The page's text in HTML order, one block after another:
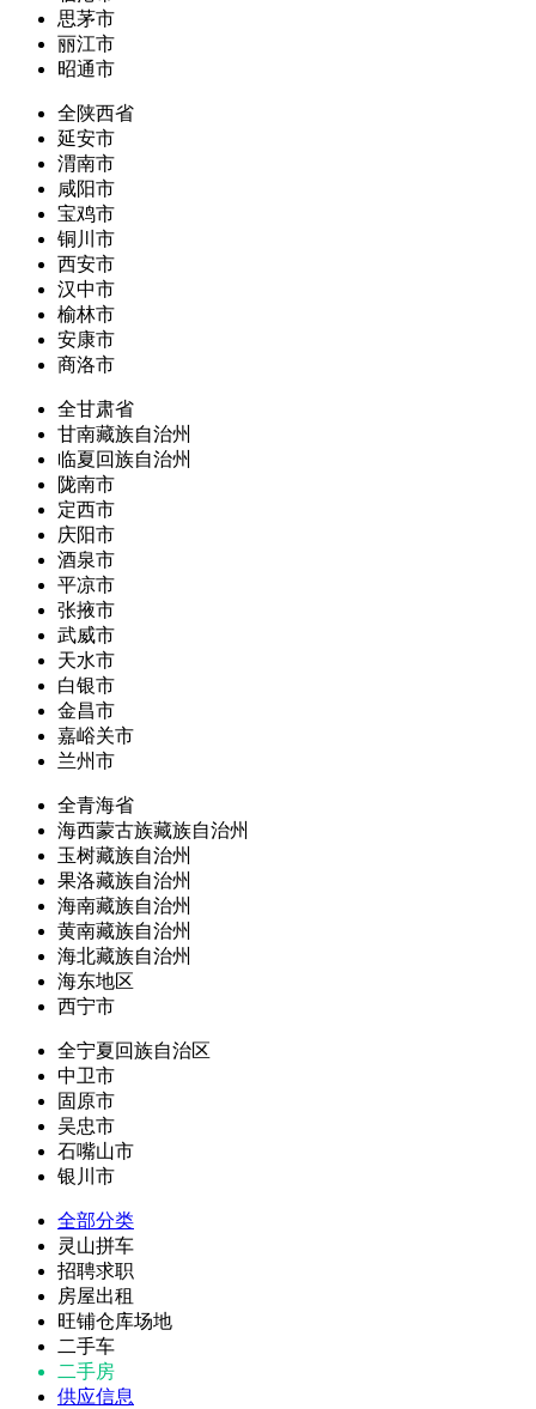
思茅市
丽江市
昭通市
全陕西省
延安市
渭南市
咸阳市
宝鸡市
铜川市
西安市
汉中市
榆林市
安康市
商洛市
全甘肃省
甘南藏族自治州
临夏回族自治州
陇南市
定西市
庆阳市
酒泉市
平凉市
张掖市
武威市
天水市
白银市
金昌市
嘉峪关市
兰州市
全青海省
海西蒙古族藏族自治州
玉树藏族自治州
果洛藏族自治州
海南藏族自治州
黄南藏族自治州
海北藏族自治州
海东地区
西宁市
全宁夏回族自治区
中卫市
固原市
吴忠市
石嘴山市
银川市
全部分类
灵山拼车
招聘求职
房屋出租
旺铺仓库场地
二手车
二手房
供应信息